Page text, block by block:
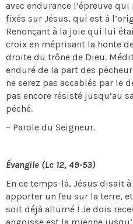
avec endurance l’épreuve
fixés sur Jésus, qui est à
Renonçant à la joie qui lui
croix en méprisant la honte
droite du trône de Dieu.
enduré de la part des
ne serez pas accablés par le
pas encore résisté jusqu’au
péché.
– Parole du Seigneur.
Évangile (Lc 12, 49-53)
En ce temps-là, Jésus disait
apporter un feu sur la terre,
soit déjà allumé ! Je dois